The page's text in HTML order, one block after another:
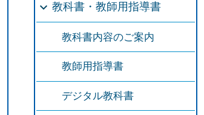
教科書・教師用指導書
教科書内容のご案内
教師用指導書
デジタル教科書